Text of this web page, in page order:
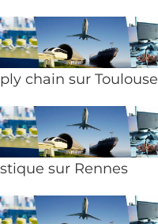
chain sur Toulouse
sur Rennes